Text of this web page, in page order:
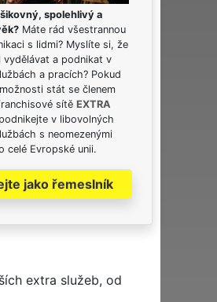
spolehlivý a
Máte rád všestrannou
s lidmi? Myslíte si, že
vydělávat a podnikat v
a pracích? Pokud
stát se členem
sítě EXTRA
v libovolných
s neomezenými
celé Evropské unii.
jako řemeslník
extra služeb, od